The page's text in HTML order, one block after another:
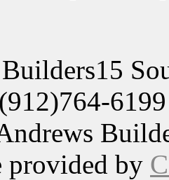
15
6199
provided by